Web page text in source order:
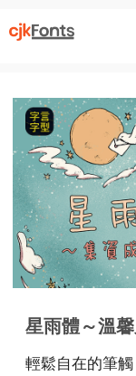
星雨體～溫
輕鬆自在的筆